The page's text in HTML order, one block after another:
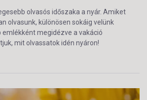
olvasós időszaka a nyár. Amiket
olvasunk, különösen sokáig velünk
megidézve a vakáció
mit olvassatok idén nyáron!